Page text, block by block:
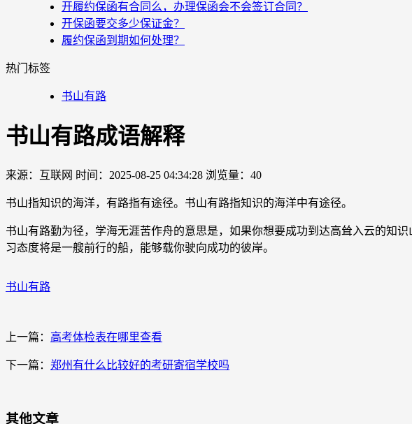
开履约保函有合同么，办理保函会不会签订合同？
开保函要交多少保证金？
履约保函到期如何处理？
热门标签
书山有路
书山有路成语解释
来源：互联网 时间：2025-08-25 04:34:28 浏览量：40
书山指知识的海洋，有路指有途径。书山有路指知识的海洋中有途径。
书山有路勤为径，学海无涯苦作舟的意思是，如果你想要成功到达高耸入云的知
习态度将是一艘前行的船，能够载你驶向成功的彼岸。
书山有路
上一篇： 高考体检表在哪里查看
下一篇： 郑州有什么比较好的考研寄宿学校吗
其他文章